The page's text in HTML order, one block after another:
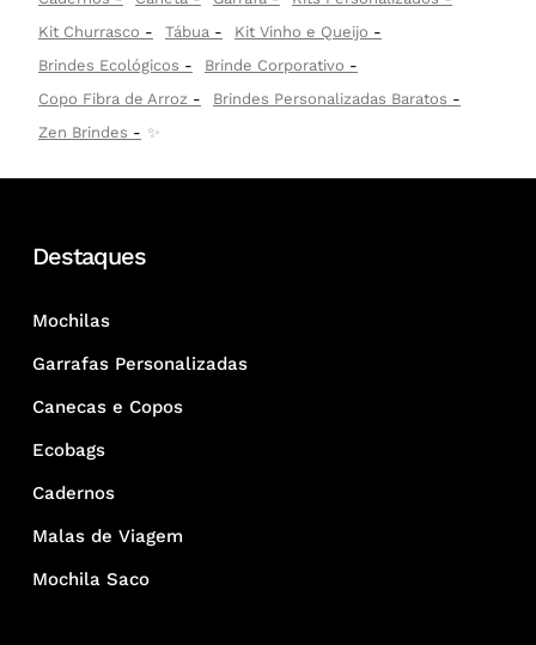
Kit Churrasco
Tábua
Kit Vinho e Queijo
Brindes Ecológicos
Brinde Corporativo
Copo Fibra de Arroz
Brindes Personalizadas Baratos
Zen Brindes
✨
Destaques
Mochilas
Garrafas Personalizadas
Canecas e Copos
Ecobags
Cadernos
Malas de Viagem
Mochila Saco